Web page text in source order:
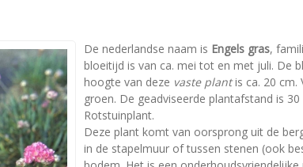
De nederlandse naam is Engels gras,
bloeitijd is van ca. mei tot en met juli. De
hoogte van deze vaste plantis ca. 20 cm.
groen. De geadviseerde plantafstand is
Rotstuinplant.
Deze plant komt van oorsprong uit de
in de stapelmuur of tussen stenen (ook